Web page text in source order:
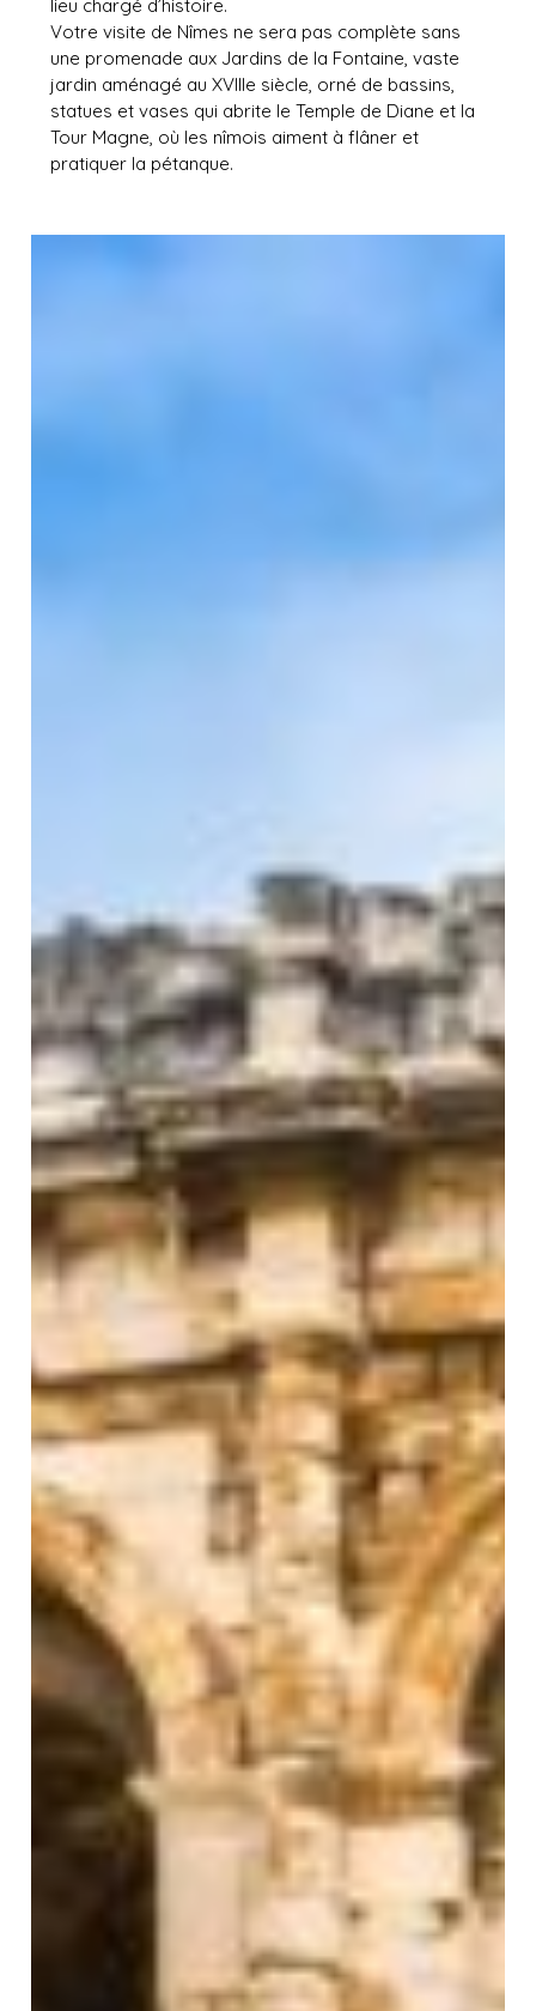
lieu chargé d’histoire.
Votre visite de Nîmes ne sera pas complète sans
une promenade aux Jardins de la Fontaine, vaste
jardin aménagé au XVIIIe siècle, orné de bassins,
statues et vases qui abrite le Temple de Diane et la
Tour Magne, où les nîmois aiment à flâner et
pratiquer la pétanque.